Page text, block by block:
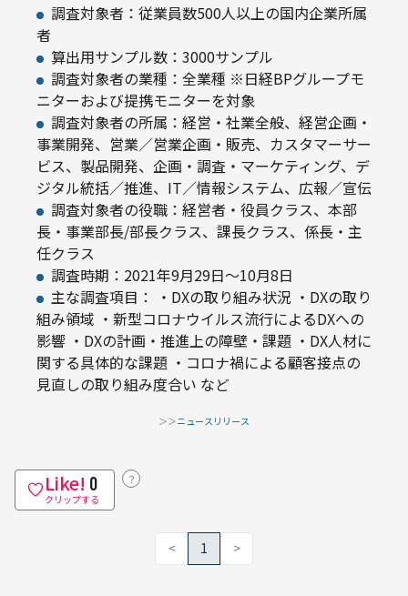
調査対象者：従業員数500人以上の国内企業所属
者
算出用サンプル数：3000サンプル
調査対象者の業種：全業種 ※日経BPグループモ
ニターおよび提携モニターを対象
調査対象者の所属：経営・社業全般、経営企画・
事業開発、営業／営業企画・販売、カスタマーサー
ビス、製品開発、企画・調査・マーケティング、デ
ジタル統括／推進、IT／情報システム、広報／宣伝
調査対象者の役職：経営者・役員クラス、本部
長・事業部長/部長クラス、課長クラス、係長・主
任クラス
調査時期：2021年9月29日～10月8日
主な調査項目： ・DXの取り組み状況 ・DXの取り
組み領域 ・新型コロナウイルス流行によるDXへの
影響 ・DXの計画・推進上の障壁・課題 ・DX人材に
関する具体的な課題 ・コロナ禍による顧客接点の
見直しの取り組み度合い など
＞＞ニュースリリース
Like! 0
クリップする
？
< 1 >